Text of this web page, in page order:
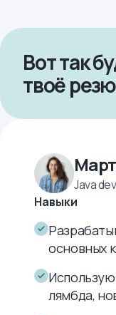
Вот так
твоё
Java
Навыки
основных
Использую
лямбда,